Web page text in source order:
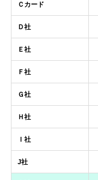
Ｃカード
Ｄ社
Ｅ社
Ｆ社
Ｇ社
Ｈ社
Ｉ社
J社